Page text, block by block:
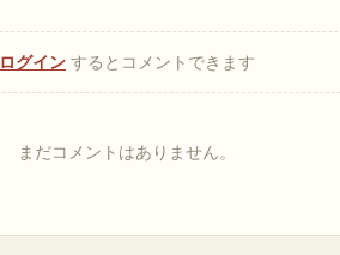
ログイン するとコメントできます
まだコメントはありません。